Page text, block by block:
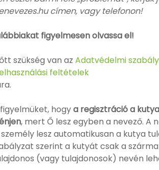
politika
feltételek
címen, vagy telefonon!
figyelmesen olvassa el!
szükség van azAdatvédelmi
feltételek
hogya regisztráció a
, mert Ő lesz egyben a nevező. A
lesz automatikusan a kutya
szerint a kutyát csak a
(vagy tulajdonosok) nevén